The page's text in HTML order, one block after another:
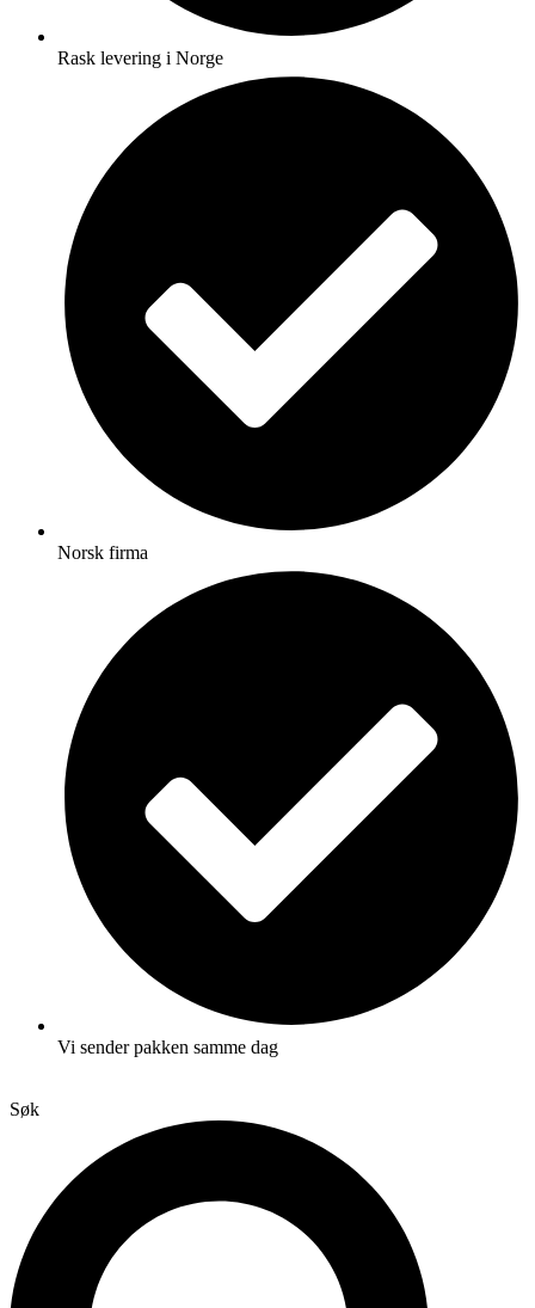
Rask levering i Norge
Norsk firma
Vi sender pakken samme dag
Søk